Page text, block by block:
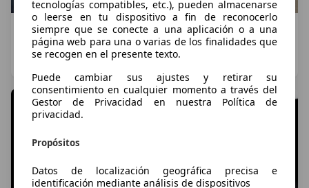
tecnologías compatibles, etc.), pueden almacenarse
o leerse en tu dispositivo a fin de reconocerlo
siempre que se conecte a una aplicación o a una
página web para una o varias de los finalidades que
se recogen en el presente texto.
Puede cambiar sus ajustes y retirar su
consentimiento en cualquier momento a través del
Gestor de Privacidad en nuestra Política de
privacidad.
Propósitos
Datos de localización geográfica precisa e
identificación mediante análisis de dispositivos
Mercedes GLA 2026: el SUV compacto de
Mercedes se renueva por completo
Ignacio Crocicchia 07/08/2026